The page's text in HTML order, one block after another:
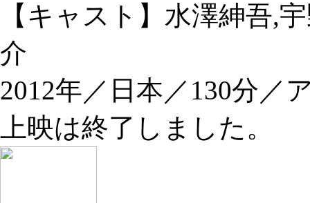
【キャスト】水澤紳吾,
介
2012年／日本／130分／
上映は終了しました。